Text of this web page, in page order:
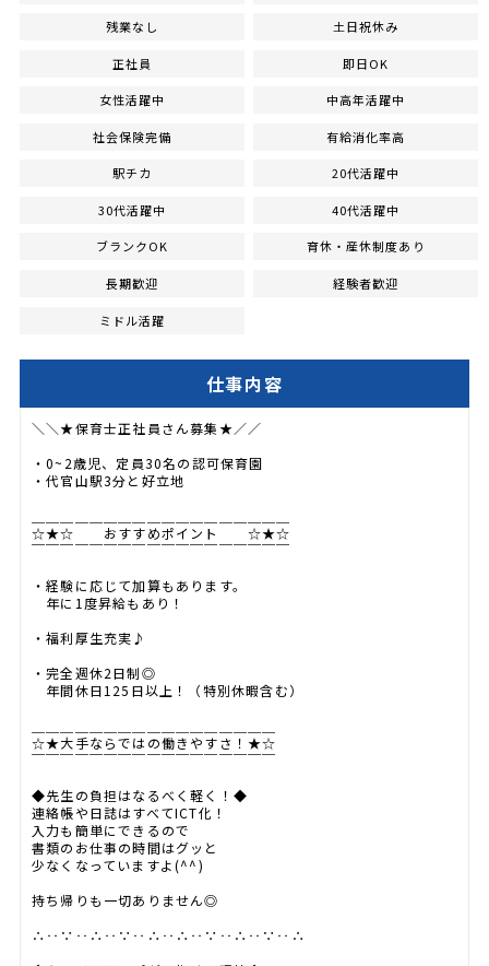
残業なし 土日祝休み
正社員 即日OK
女性活躍中 中高年活躍中
社会保険完備 有給消化率高
駅チカ 20代活躍中
30代活躍中 40代活躍中
ブランクOK 育休・産休制度あり
長期歓迎 経験者歓迎
ミドル活躍
仕事内容
＼＼★保育士正社員さん募集★／／
・0~2歳児、定員30名の認可保育園
・代官山駅3分と好立地
☆★☆ おすすめポイント ☆★☆
￣￣￣￣￣￣￣￣￣￣￣￣￣￣￣￣￣￣
・経験に応じて加算もあります。
年に1度昇給もあり！
・福利厚生充実♪
・完全週休2日制◎
年間休日125日以上！（特別休暇含む）
☆★大手ならではの働きやすさ！★☆
￣￣￣￣￣￣￣￣￣￣￣￣￣￣￣￣￣
◆先生の負担はなるべく軽く！◆
連絡帳や日誌はすべてICT化！
入力も簡単にできるので
書類のお仕事の時間はグッと
少なくなっていますよ(^^)
持ち帰りも一切ありません◎
∴‥∵‥∴‥∵‥∴‥∴‥∵‥∴‥∵‥∴